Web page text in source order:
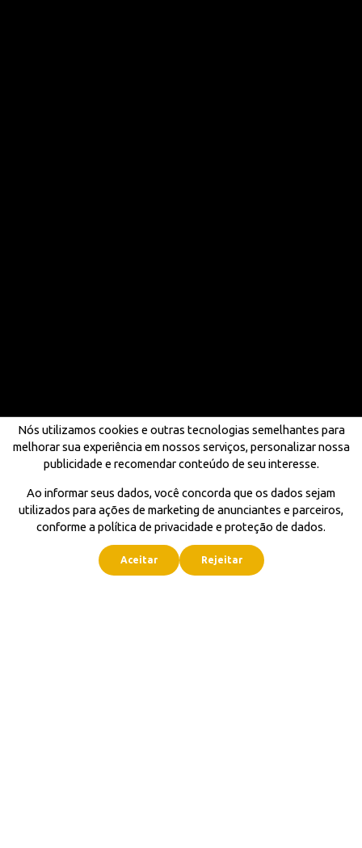
Nós utilizamos cookies e outras tecnologias semelhantes para
melhorar sua experiência em nossos serviços, personalizar nossa
publicidade e recomendar conteúdo de seu interesse.
Ao informar seus dados, você concorda que os dados sejam
utilizados para ações de marketing de anunciantes e parceiros,
conforme a política de privacidade e proteção de dados.
Aceitar Rejeitar